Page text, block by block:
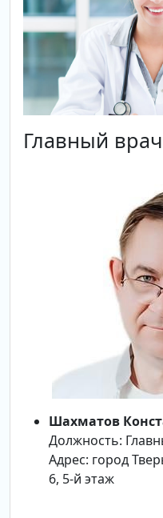
Главный врач
Шахматов
Должность:
Адрес: город
6, 5-й этаж